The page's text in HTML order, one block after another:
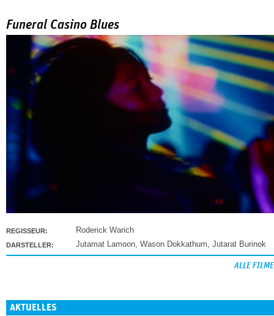
Funeral Casino Blues
REGISSEUR: Roderick Warich
DARSTELLER: Jutamat Lamoon, Wason Dokkathum, Jutarat Burinok
ALLE FILME
AKTUELLES